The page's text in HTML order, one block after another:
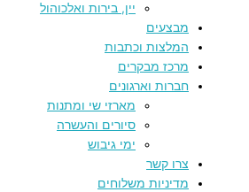
יין, בירות ואלכוהול
מבצעים
המלצות וכתבות
מרכז מבקרים
חברות וארגונים
מארזי שי ומתנות
סיורים והעשרה
ימי גיבוש
צרו קשר
מדיניות משלוחים